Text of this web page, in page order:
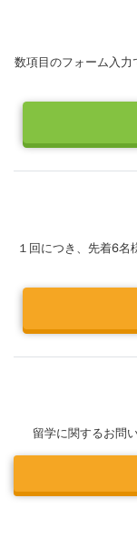
数項目のフォーム入
１回につき、先着6名
留学に関するお問